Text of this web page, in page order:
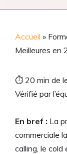
Accueil »
Meilleures en
⏱ 20 min de
Vérifié par
En bref : La
commerciale
calling, le cold